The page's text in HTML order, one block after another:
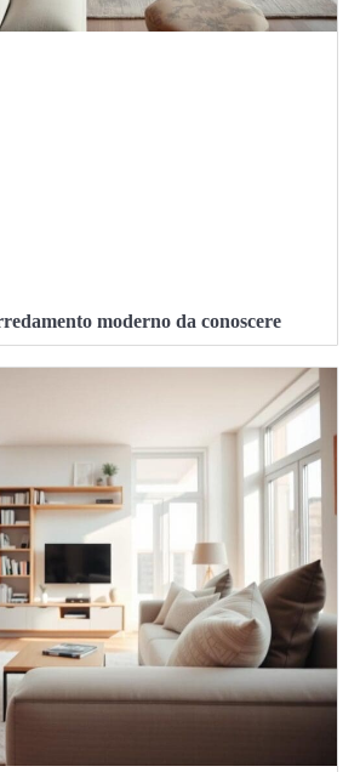
moderno da conoscere